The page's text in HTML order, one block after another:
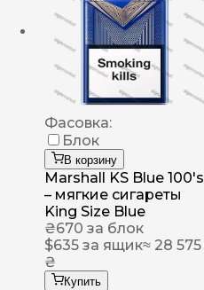
Фасовка:
Блок
В корзину
Marshall KS Blue 100's
– мягкие сигареты
King Size Blue
₴670 за блок
$635 за ящик≈ 28 575
₴
Купить